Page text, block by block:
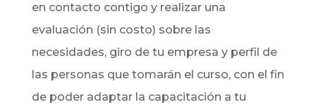
en contacto contigo y realizar una
evaluación (sin costo) sobre las
necesidades, giro de tu empresa y perfil de
las personas que tomarán el curso, con el fin
de poder adaptar la capacitación a tu